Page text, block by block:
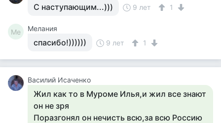
С наступающим...))) 9 лет 1
Ме Мелания
спасибо!)))))) 9 лет 1
Василий Исаченко
Жил как то в Муроме Илья,и жил все знают
он не зря
Поразгонял он нечисть всю,за всю Россию